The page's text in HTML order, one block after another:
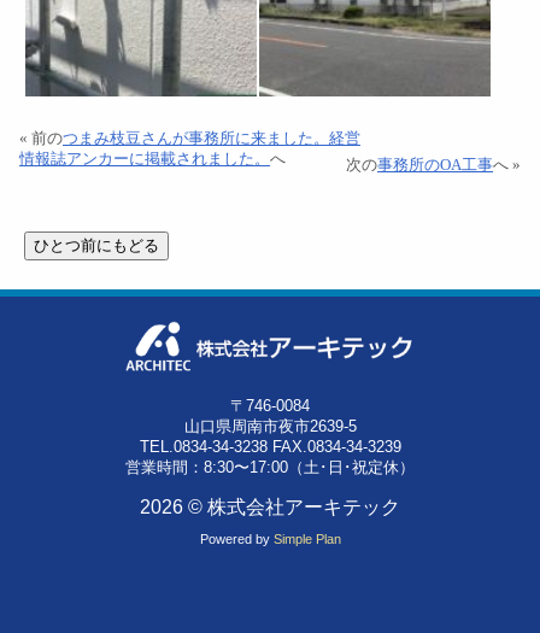
« 前のつまみ枝豆さんが事務所に来ました。経営
情報誌アンカーに掲載されました。 へ 次の事務所のOA工事へ »
〒746-0084
山口県周南市夜市2639-5
TEL.0834-34-3238 FAX.0834-34-3239
営業時間：8:30〜17:00（土･日･祝定休）
2026 © 株式会社アーキテック
Powered by Simple Plan